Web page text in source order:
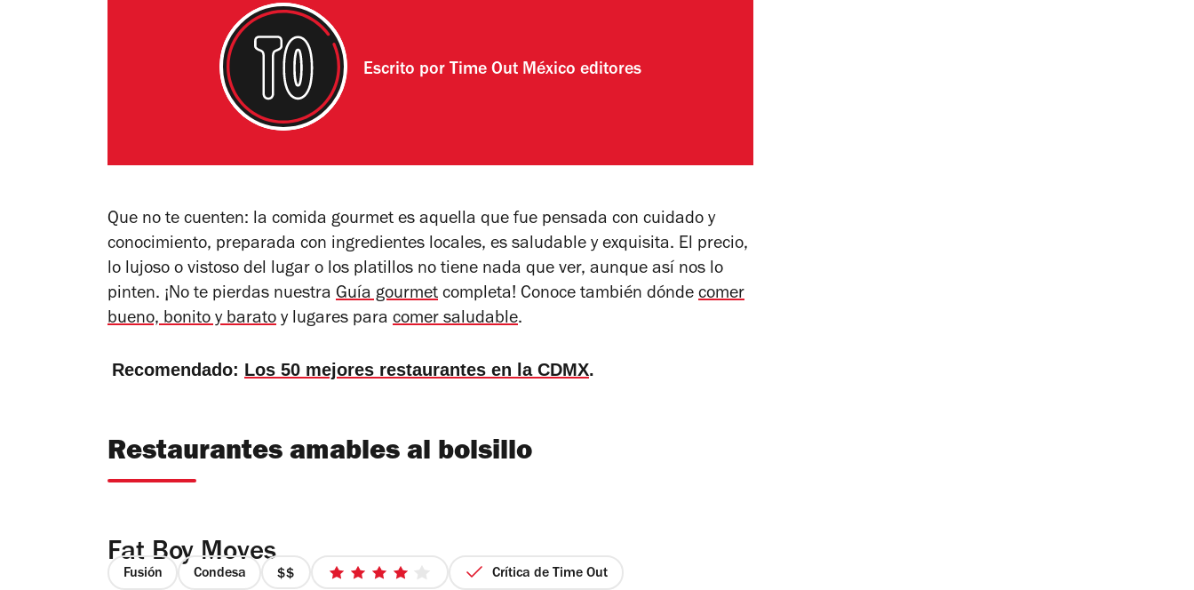
Escrito por Time Out México editores
Que no te cuenten: la comida gourmet es aquella que fue pensada con cuidado y
conocimiento, preparada con ingredientes locales, es saludable y exquisita. El precio,
lo lujoso o vistoso del lugar o los platillos no tiene nada que ver, aunque así nos lo
pinten. ¡No te pierdas nuestra Guía gourmet completa! Conoce también dónde comer
bueno, bonito y barato y lugares para comer saludable.
Recomendado: Los 50 mejores restaurantes en la CDMX.
Restaurantes amables al bolsillo
Fat Boy Moves
Fusión Condesa
precio
4
Crítica de Time Out